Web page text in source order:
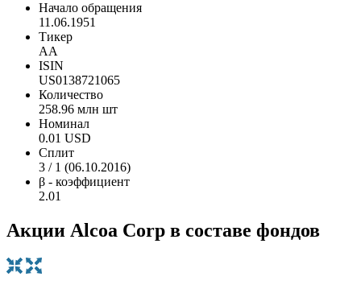
Начало обращения
11.06.1951
Тикер
AA
ISIN
US0138721065
Количество
258.96 млн шт
Номинал
0.01 USD
Сплит
3 / 1 (06.10.2016)
β - коэффициент
2.01
Акции Alcoa Corp в составе фондов